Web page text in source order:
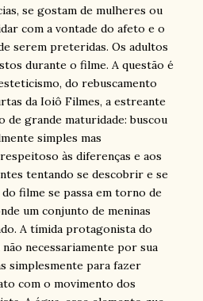
se gostam de mulheres ou
com a vontade do afeto e o
serem preteridas. Os adultos
durante o filme. A questão é
do rebuscamento
da Ioiô Filmes, a estreante
de grande maturidade: buscou
simples mas
às diferenças e aos
tentando se descobrir e se
filme se passa em torno de
um conjunto de meninas
A tímida protagonista do
necessariamente por sua
simplesmente para fazer
com o movimento dos